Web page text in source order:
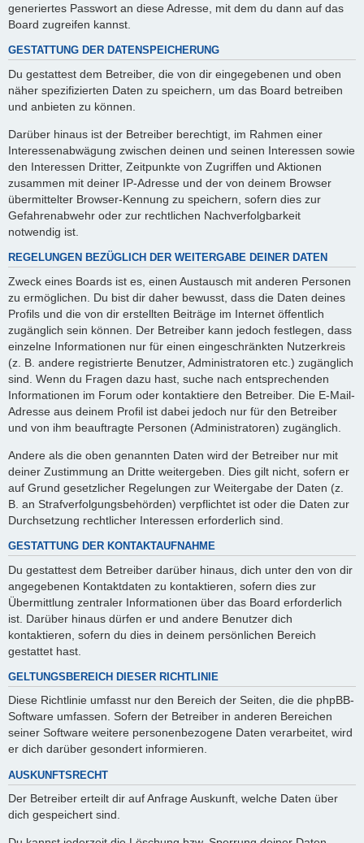
generiertes Passwort an diese Adresse, mit dem du dann auf das
Board zugreifen kannst.
GESTATTUNG DER DATENSPEICHERUNG
Du gestattest dem Betreiber, die von dir eingegebenen und oben
näher spezifizierten Daten zu speichern, um das Board betreiben
und anbieten zu können.
Darüber hinaus ist der Betreiber berechtigt, im Rahmen einer
Interessenabwägung zwischen deinen und seinen Interessen sowie
den Interessen Dritter, Zeitpunkte von Zugriffen und Aktionen
zusammen mit deiner IP-Adresse und der von deinem Browser
übermittelter Browser-Kennung zu speichern, sofern dies zur
Gefahrenabwehr oder zur rechtlichen Nachverfolgbarkeit
notwendig ist.
REGELUNGEN BEZÜGLICH DER WEITERGABE DEINER DATEN
Zweck eines Boards ist es, einen Austausch mit anderen Personen
zu ermöglichen. Du bist dir daher bewusst, dass die Daten deines
Profils und die von dir erstellten Beiträge im Internet öffentlich
zugänglich sein können. Der Betreiber kann jedoch festlegen, dass
einzelne Informationen nur für einen eingeschränkten Nutzerkreis
(z. B. andere registrierte Benutzer, Administratoren etc.) zugänglich
sind. Wenn du Fragen dazu hast, suche nach entsprechenden
Informationen im Forum oder kontaktiere den Betreiber. Die E-Mail-
Adresse aus deinem Profil ist dabei jedoch nur für den Betreiber
und von ihm beauftragte Personen (Administratoren) zugänglich.
Andere als die oben genannten Daten wird der Betreiber nur mit
deiner Zustimmung an Dritte weitergeben. Dies gilt nicht, sofern er
auf Grund gesetzlicher Regelungen zur Weitergabe der Daten (z.
B. an Strafverfolgungsbehörden) verpflichtet ist oder die Daten zur
Durchsetzung rechtlicher Interessen erforderlich sind.
GESTATTUNG DER KONTAKTAUFNAHME
Du gestattest dem Betreiber darüber hinaus, dich unter den von dir
angegebenen Kontaktdaten zu kontaktieren, sofern dies zur
Übermittlung zentraler Informationen über das Board erforderlich
ist. Darüber hinaus dürfen er und andere Benutzer dich
kontaktieren, sofern du dies in deinem persönlichen Bereich
gestattet hast.
GELTUNGSBEREICH DIESER RICHTLINIE
Diese Richtlinie umfasst nur den Bereich der Seiten, die die phpBB-
Software umfassen. Sofern der Betreiber in anderen Bereichen
seiner Software weitere personenbezogene Daten verarbeitet, wird
er dich darüber gesondert informieren.
AUSKUNFTSRECHT
Der Betreiber erteilt dir auf Anfrage Auskunft, welche Daten über
dich gespeichert sind.